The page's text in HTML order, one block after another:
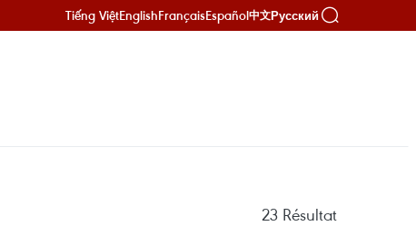
Tiếng ViệtEnglishFrançaisEspañol中文Русский
23 Résultat